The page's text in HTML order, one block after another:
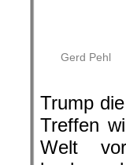
Gerd Pehl
Trump
Treffen
Welt